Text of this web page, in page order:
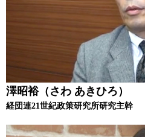
澤昭裕（さわ あきひろ）
経団連21世紀政策研究所研究主幹